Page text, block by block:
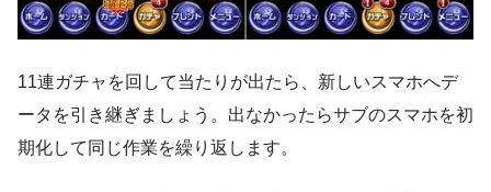
11連ガチャを回して当たりが出たら、新しいスマホへデ
ータを引き継ぎましょう。出なかったらサブのスマホを初
期化して同じ作業を繰り返します。